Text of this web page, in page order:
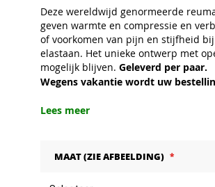
Deze wereldwijd genormeerde
geven warmte en compressie en
of voorkomen van pijn en stijfheid
elastaan. Het unieke ontwerp met
mogelijk blijven. Geleverd per paar.
Wegens vakantie wordt uw
Lees meer
MAAT (ZIE AFBEELDING)